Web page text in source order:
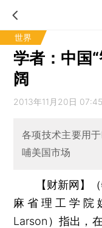
世界
学者：中国
阔
2013年11月20日 07:45
各项技术主要用
哺美国市场
【财新网】
麻省理工学院
Larson）指出，